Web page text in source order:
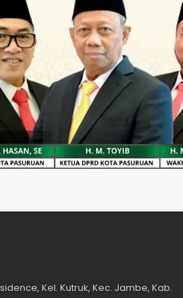
Kel. Kutruk, Kec. Jambe, Kab.